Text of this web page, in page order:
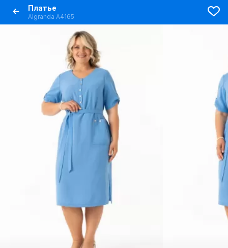
Платье
Algranda А4165